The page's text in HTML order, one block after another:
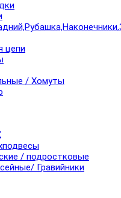
цепи
/ Хомуты
/ подростковые
Гравийники